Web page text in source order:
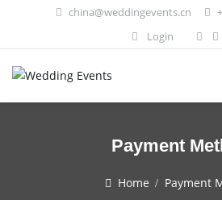
china@weddingevents.cn
Login
Payment
Home Payment